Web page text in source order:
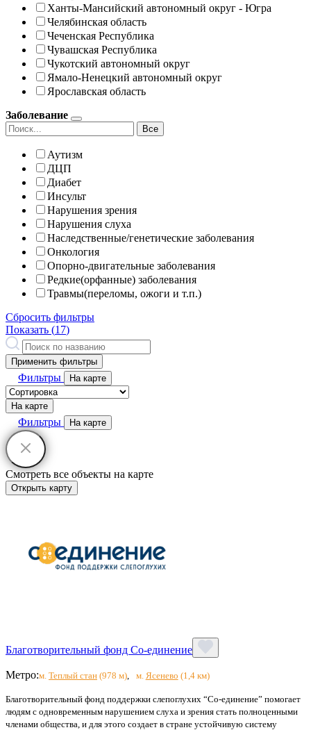
Ханты-Мансийский автономный округ - Югра
Челябинская область
Чеченская Республика
Чувашская Республика
Чукотский автономный округ
Ямало-Ненецкий автономный округ
Ярославская область
Заболевание
Все
Аутизм
ДЦП
Диабет
Инсульт
Нарушения зрения
Нарушения слуха
Наследственные/генетические заболевания
Онкология
Опорно-двигательные заболевания
Редкие(орфанные) заболевания
Травмы(переломы, ожоги и т.п.)
Сбросить фильтры
Показать (17)
Применить фильтры
Фильтры На карте
На карте
Фильтры На карте
Смотреть все объекты на карте
Открыть карту
Благотворительный фонд Со-единение
Метро:м. Теплый стан (978 м) м. Ясенево (1,4 км)
Благотворительный фонд поддержки слепоглухих “Со-единение” помогает
людям с одновременным нарушением слуха и зрения стать полноценными
членами общества, и для этого создает в стране устойчивую систему